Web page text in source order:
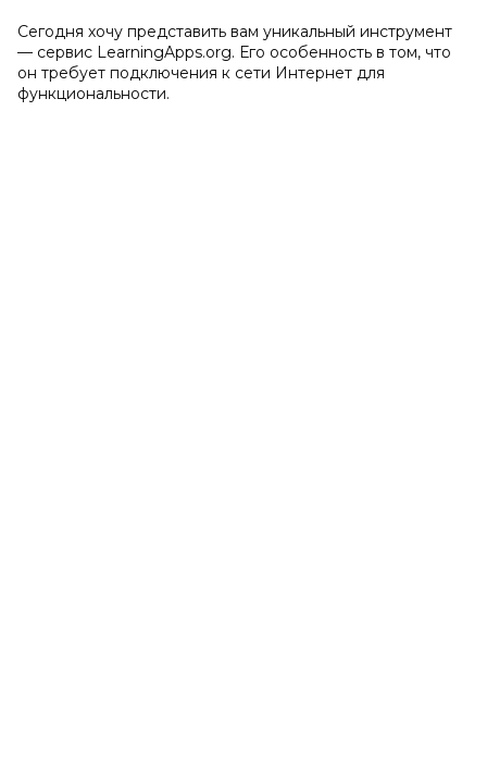
Сегодня хочу представить вам уникальный инструмент
— сервис LearningApps.org. Его особенность в том, что
он требует подключения к сети Интернет для
функциональности.